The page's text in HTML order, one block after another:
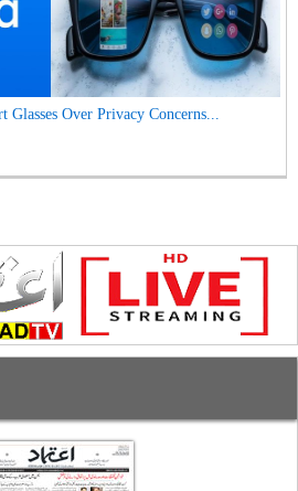
Glasses Over Privacy Concerns...